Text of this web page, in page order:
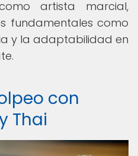
artista marcial,
fundamentales como
y la adaptabilidad en
con
Thai